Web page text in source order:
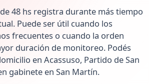
48 hs registra durante más tiempo
Puede ser útil cuando los
frecuentes o cuando la orden
duración de monitoreo. Podés
en Acassuso, Partido de San
gabinete en San Martín.